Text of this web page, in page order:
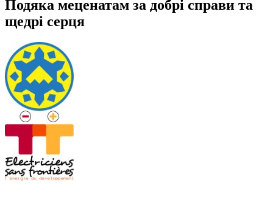
Подяка меценатам за добрі справи та
щедрі серця